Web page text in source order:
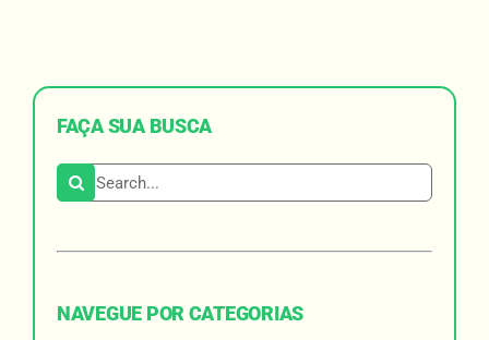
FAÇA SUA BUSCA
Search for:
NAVEGUE POR CATEGORIAS